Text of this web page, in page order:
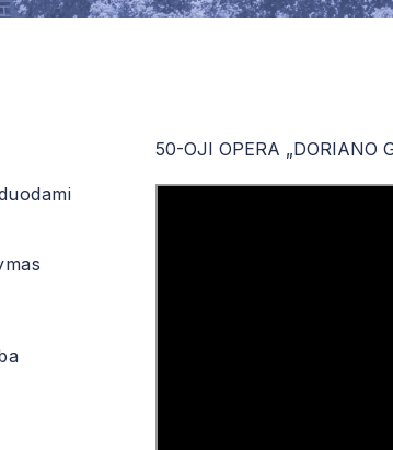
50-OJI OPERA „DORIANO